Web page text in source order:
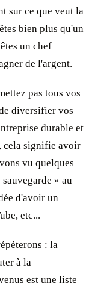
sur ce que veut la
bien plus qu'un
un chef
de l'argent.
pas tous vos
diversifier vos
durable et
cela signifie avoir
vu quelques
» au
d'avoir un
etc...
: la
à la
est une liste